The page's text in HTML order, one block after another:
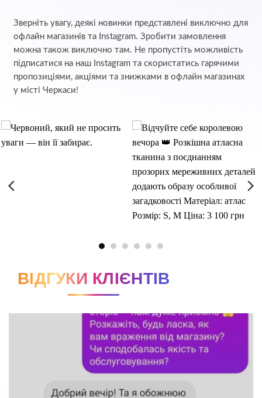
Зверніть увагу, деякі новинки представлені виключно для
офлайн магазинів та Instagram. Зробити замовлення
можна також виключно там. Не пропустіть можливість
підписатися на наш Instagram та скористатись гарячими
пропозиціями, акціями та знижками в офлайн магазинах
у місті Черкаси!
ВІДГУКИ КЛІЄНТІВ